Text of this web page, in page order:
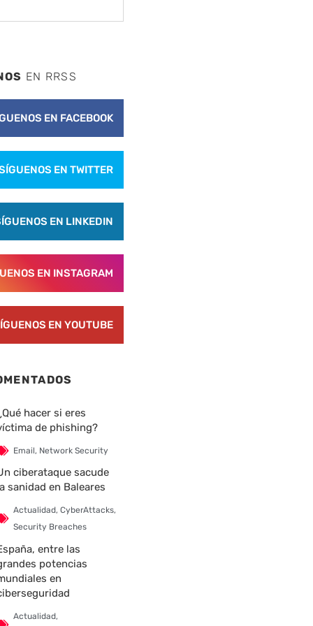
EN RRSS
EN FACEBOOK
EN TWITTER
EN LINKEDIN
EN INSTAGRAM
EN YOUTUBE
hacer si eres
de phishing?
Email, Network Security
ciberataque sacude
sanidad en Baleares
Actualidad, CyberAttacks,
Security Breaches
entre las
potencias
en
Actualidad,